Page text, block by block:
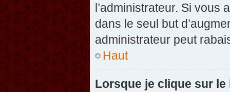
l’administrateur. Si vous
dans le seul but
administrateur peut
Haut
Lorsque je clique sur